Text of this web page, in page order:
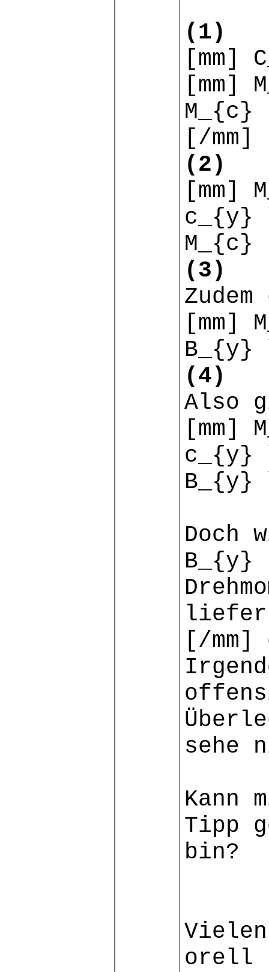
(1)
[mm]
[mm]
M_{c}
[/mm]
(2)
[mm]
c_{y}
M_{c}
(3)
[mm]
B_{y}
(4)
Also
[mm]
c_{y}
B_{y}
Doch
B_{y}
[/
sehe
Kann
Tipp
bin?
orell